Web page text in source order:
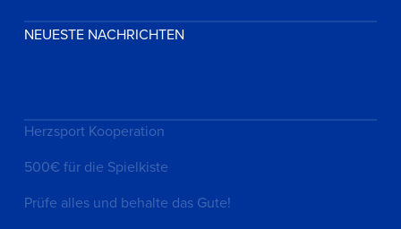
NEUESTE NACHRICHTEN
Herzsport Kooperation
500€ für die Spielkiste
Prüfe alles und behalte das Gute!